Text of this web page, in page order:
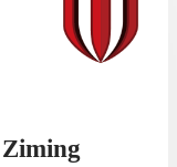
Ziming